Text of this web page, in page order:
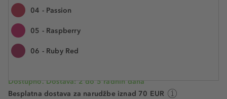
04 - Passion
05 - Raspberry
06 - Ruby Red
0.35 g
Dostupno. Dostava: 2 do 5 radnih dana
Besplatna dostava za narudžbe iznad 70 EUR